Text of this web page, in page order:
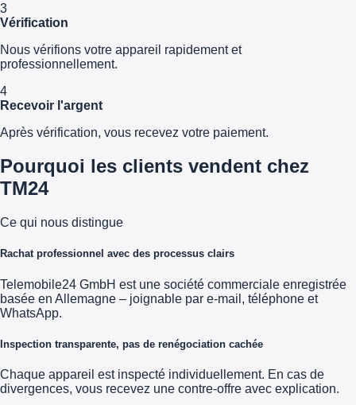
3
Vérification
Nous vérifions votre appareil rapidement et
professionnellement.
4
Recevoir l'argent
Après vérification, vous recevez votre paiement.
Pourquoi les clients vendent chez
TM24
Ce qui nous distingue
Rachat professionnel avec des processus clairs
Telemobile24 GmbH est une société commerciale enregistrée
basée en Allemagne – joignable par e-mail, téléphone et
WhatsApp.
Inspection transparente, pas de renégociation cachée
Chaque appareil est inspecté individuellement. En cas de
divergences, vous recevez une contre-offre avec explication.